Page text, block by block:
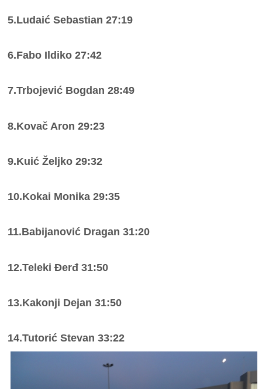
5.Ludaić Sebastian 27:19
6.Fabo Ildiko 27:42
7.Trbojević Bogdan 28:49
8.Kovač Aron 29:23
9.Kuić Željko 29:32
10.Kokai Monika 29:35
11.Babijanović Dragan 31:20
12.Teleki Đerđ 31:50
13.Kakonji Dejan 31:50
14.Tutorić Stevan 33:22